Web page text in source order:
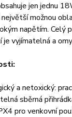
jen jednu
možnou
napětím. Celý
je vyjímatelná a
a netoxický:
sběrná
pro venkovní